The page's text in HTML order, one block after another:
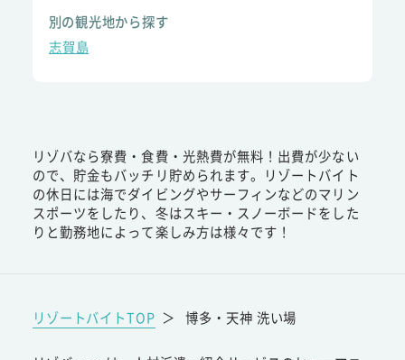
別の観光地から探す
志賀島
リゾバなら寮費・食費・光熱費が無料！出費が少ない
ので、貯金もバッチリ貯められます。リゾートバイト
の休日には海でダイビングやサーフィンなどのマリン
スポーツをしたり、冬はスキー・スノーボードをした
りと勤務地によって楽しみ方は様々です！
リゾートバイトTOP ＞ 博多・天神 洗い場